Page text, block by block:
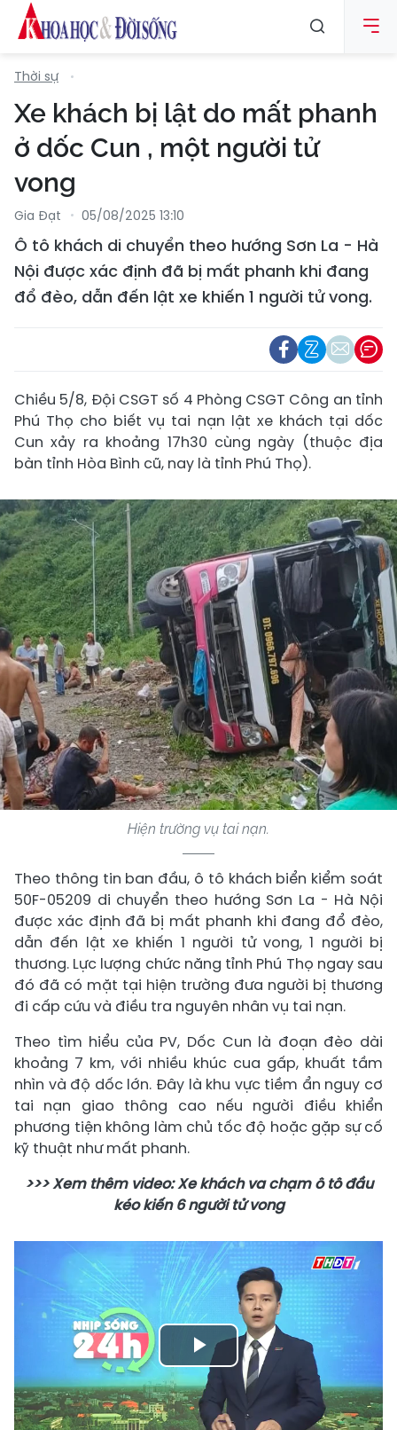
Thời sự
Xe khách bị lật do mất phanh
ở dốc Cun , một người tử
vong
Gia Đạt 05/08/2025 13:10
Ô tô khách di chuyển theo hướng Sơn La - Hà
Nội được xác định đã bị mất phanh khi đang
đổ đèo, dẫn đến lật xe khiến 1 người tử vong.
Chiều 5/8, Đội CSGT số 4 Phòng CSGT Công an tỉnh
Phú Thọ cho biết vụ tai nạn lật xe khách tại dốc
Cun xảy ra khoảng 17h30 cùng ngày (thuộc địa
bàn tỉnh Hòa Bình cũ, nay là tỉnh Phú Thọ).
Hiện trường vụ tai nạn.
Theo thông tin ban đầu, ô tô khách biển kiểm soát
50F-05209 di chuyển theo hướng Sơn La - Hà Nội
được xác định đã bị mất phanh khi đang đổ đèo,
dẫn đến lật xe khiến 1 người tử vong, 1 người bị
thương. Lực lượng chức năng tỉnh Phú Thọ ngay sau
đó đã có mặt tại hiện trường đưa người bị thương
đi cấp cứu và điều tra nguyên nhân vụ tai nạn.
Theo tìm hiểu của PV, Dốc Cun là đoạn đèo dài
khoảng 7 km, với nhiều khúc cua gấp, khuất tầm
nhìn và độ dốc lớn. Đây là khu vực tiềm ẩn nguy cơ
tai nạn giao thông cao nếu người điều khiển
phương tiện không làm chủ tốc độ hoặc gặp sự cố
kỹ thuật như mất phanh.
>>> Xem thêm video: Xe khách va chạm ô tô đầu
kéo kiến 6 người tử vong
Play
Video